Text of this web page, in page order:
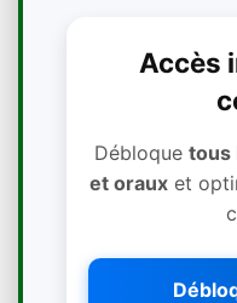
Accès
Débloque tous
et oraux et